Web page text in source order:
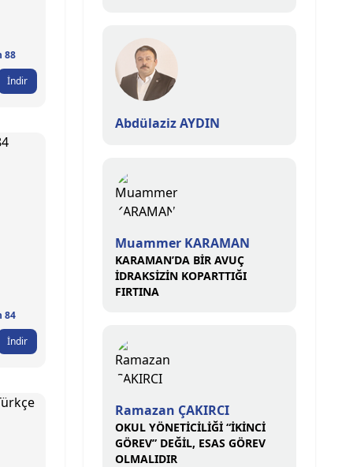
88
İndir
84
İndir
Abdülaziz AYDIN
Muammer KARAMAN
KARAMAN’DA BİR AVUÇ
İDRAKSİZİN KOPARTTIĞI
FIRTINA
Ramazan ÇAKIRCI
OKUL YÖNETİCİLİĞİ “İKİNCİ
GÖREV” DEĞİL, ESAS GÖREV
OLMALIDIR